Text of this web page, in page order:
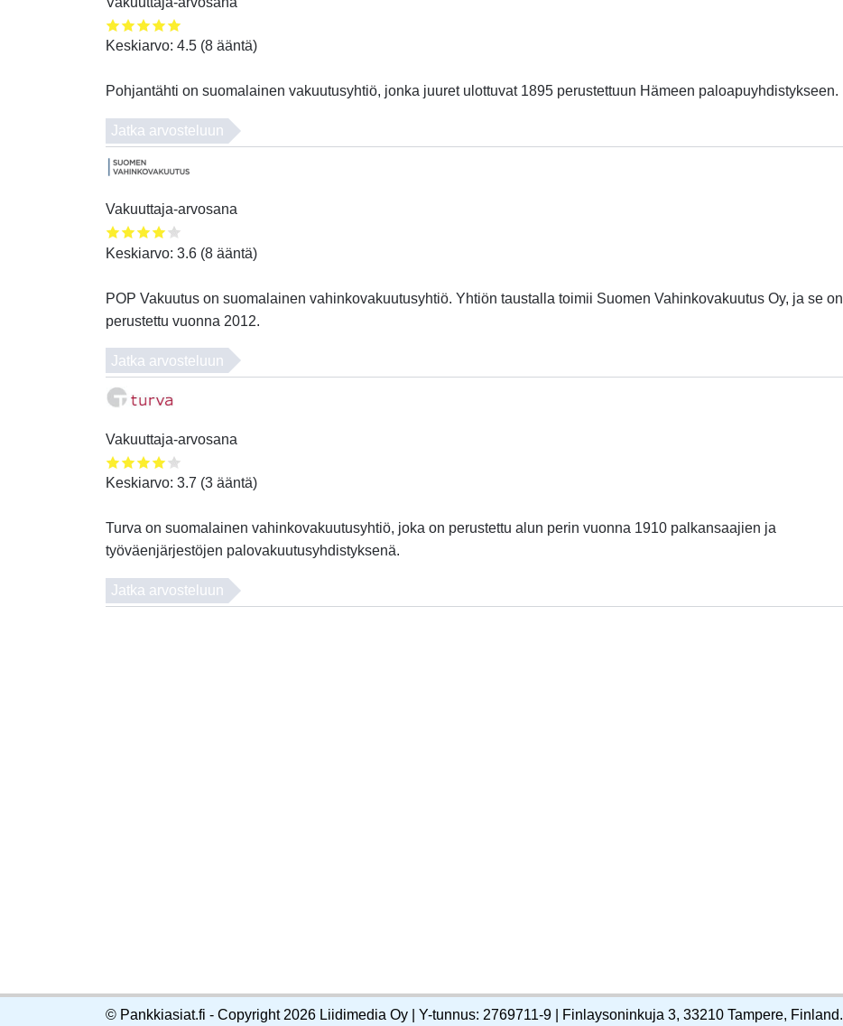
Keskiarvo: 4.5 (8 ääntä)
Pohjantähti on suomalainen vakuutusyhtiö, jonka juuret ulottuvat 1895 perustettuun Hämeen paloapuyhdistykseen.
Jatka arvosteluun
Vakuuttaja-arvosana
Keskiarvo: 3.6 (8 ääntä)
POP Vakuutus on suomalainen vahinkovakuutusyhtiö. Yhtiön taustalla toimii Suomen Vahinkovakuutus Oy, ja se on
perustettu vuonna 2012.
Jatka arvosteluun
Vakuuttaja-arvosana
Keskiarvo: 3.7 (3 ääntä)
Turva on suomalainen vahinkovakuutusyhtiö, joka on perustettu alun perin vuonna 1910 palkansaajien ja
työväenjärjestöjen palovakuutusyhdistyksenä.
Jatka arvosteluun
© Pankkiasiat.fi - Copyright 2026 Liidimedia Oy | Y-tunnus: 2769711-9 | Finlaysoninkuja 3, 33210 Tampere, Finland.